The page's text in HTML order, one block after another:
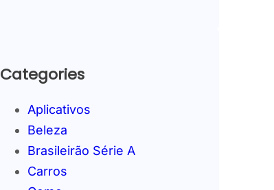
Categories
Aplicativos
Beleza
Brasileirão Série A
Carros